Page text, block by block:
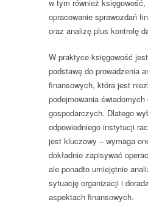
w tym również księgowość,
opracowanie sprawozdań
oraz analizę plus kontrolę
W praktyce księgowość
podstawę do prowadzenia
finansowych, która jest
podejmowania świadomych
gospodarczych. Dlatego
odpowiedniego instytucji
jest kluczowy – wymaga
dokładnie zapisywać
ale ponadto umiejętnie
sytuację organizacji i
aspektach finansowych.